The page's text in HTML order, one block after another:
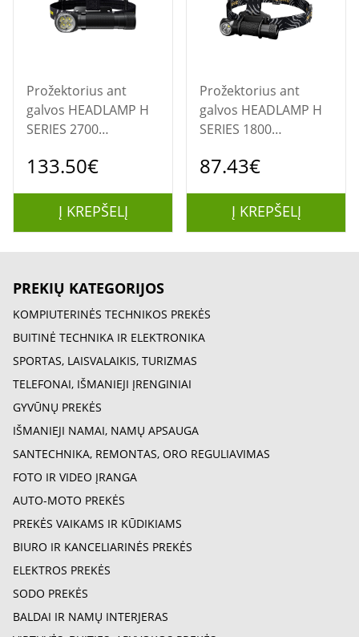
Prožektorius ant
galvos HEADLAMP H
SERIES 2700
NITECORE
133.50€
Į KREPŠELĮ
Prožektorius ant
galvos HEADLAMP H
SERIES 1800
NITECORE
87.43€
Į KREPŠELĮ
PREKIŲ KATEGORIJOS
KOMPIUTERINĖS TECHNIKOS PREKĖS
BUITINĖ TECHNIKA IR ELEKTRONIKA
SPORTAS, LAISVALAIKIS, TURIZMAS
TELEFONAI, IŠMANIEJI ĮRENGINIAI
GYVŪNŲ PREKĖS
IŠMANIEJI NAMAI, NAMŲ APSAUGA
SANTECHNIKA, REMONTAS, ORO REGULIAVIMAS
FOTO IR VIDEO ĮRANGA
AUTO-MOTO PREKĖS
PREKĖS VAIKAMS IR KŪDIKIAMS
BIURO IR KANCELIARINĖS PREKĖS
ELEKTROS PREKĖS
SODO PREKĖS
BALDAI IR NAMŲ INTERJERAS